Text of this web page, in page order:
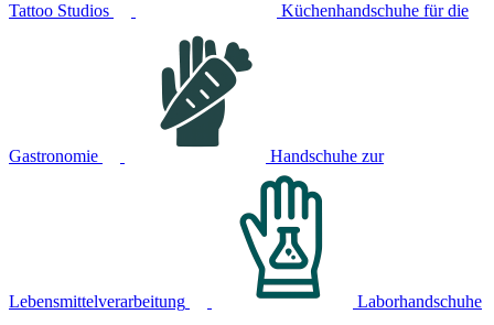
Tattoo Studios Küchenhandschuhe für die
Gastronomie Handschuhe zur
Lebensmittelverarbeitung Laborhandschuhe